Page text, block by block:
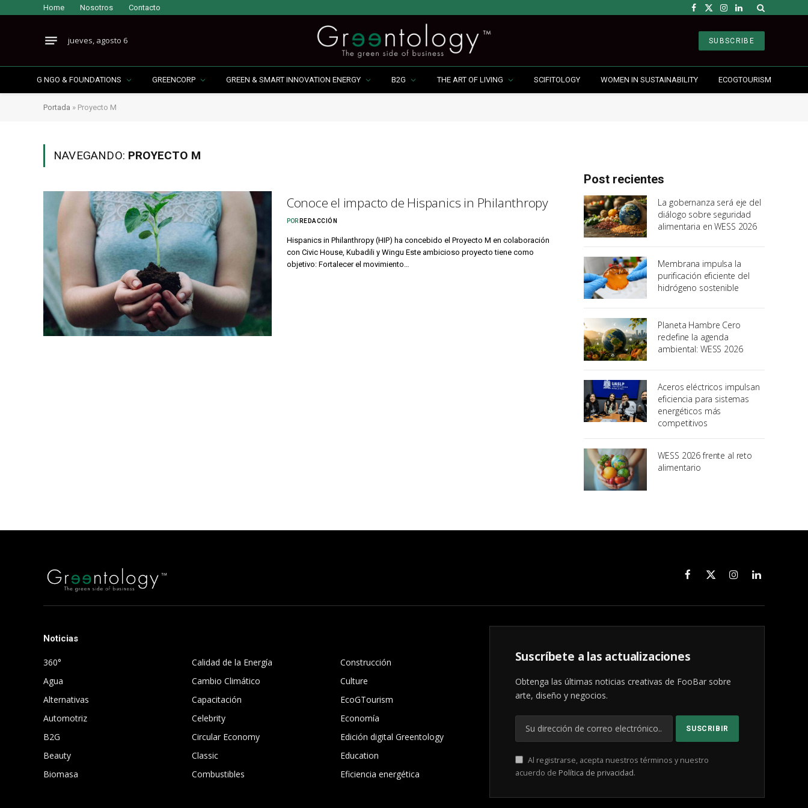
Home Nosotros Contacto Facebook
X
Instagram
LinkedIn
jueves, agosto 6 SUBSCRIBE
G NGO & FOUNDATIONS GREENCORP GREEN & SMART INNOVATION ENERGY B2G THE ART OF LIVING SCIFITOLOGY WOMEN IN SUSTAINABILITY ECOGTOURISM
Portada » Proyecto M
NAVEGANDO: PROYECTO M
Conoce el impacto de Hispanics in Philanthropy
POR REDACCIÓN
Hispanics in Philanthropy (HIP) ha concebido el Proyecto M en colaboración
con Civic House, Kubadili y Wingu Este ambicioso proyecto tiene como
objetivo: Fortalecer el movimiento…
Post recientes
La gobernanza será eje del
diálogo sobre seguridad
alimentaria en WESS 2026
Membrana impulsa la
purificación eficiente del
hidrógeno sostenible
Planeta Hambre Cero
redefine la agenda
ambiental: WESS 2026
Aceros eléctricos impulsan
eficiencia para sistemas
energéticos más
competitivos
WESS 2026 frente al reto
alimentario
Facebook
X
InstagramLinkedIn
Noticias
360°
Agua
Alternativas
Automotriz
B2G
Beauty
Biomasa
Calidad de la Energía
Cambio Climático
Capacitación
Celebrity
Circular Economy
Classic
Combustibles
Construcción
Culture
EcoGTourism
Economía
Edición digital Greentology
Education
Eficiencia energética
Suscríbete a las actualizaciones
Obtenga las últimas noticias creativas de FooBar sobre
arte, diseño y negocios.
Al registrarse, acepta nuestros términos y nuestro
acuerdo de Política de privacidad.